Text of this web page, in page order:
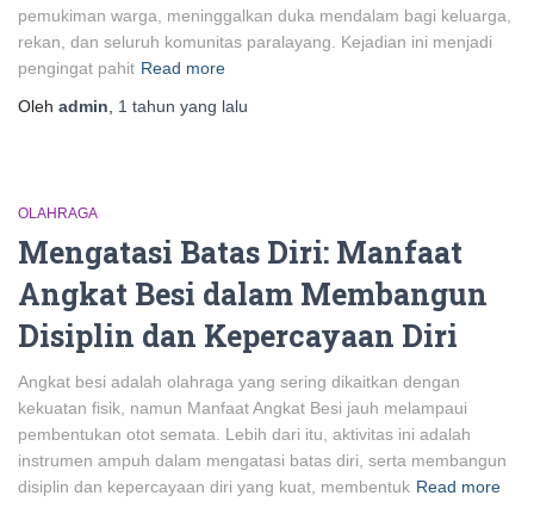
pemukiman warga, meninggalkan duka mendalam bagi keluarga,
rekan, dan seluruh komunitas paralayang. Kejadian ini menjadi
pengingat pahit Read more
Oleh admin 1 tahun yang lalu
OLAHRAGA
Mengatasi Batas Diri: Manfaat
Angkat Besi dalam Membangun
Disiplin dan Kepercayaan Diri
Angkat besi adalah olahraga yang sering dikaitkan dengan
kekuatan fisik, namun Manfaat Angkat Besi jauh melampaui
pembentukan otot semata. Lebih dari itu, aktivitas ini adalah
instrumen ampuh dalam mengatasi batas diri, serta membangun
disiplin dan kepercayaan diri yang kuat, membentuk Read more